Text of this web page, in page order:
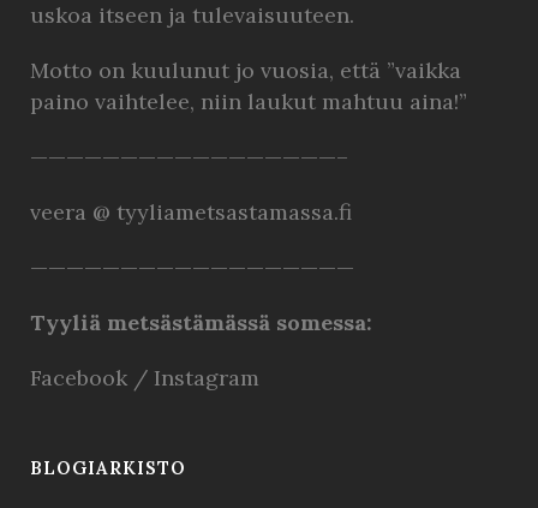
uskoa itseen ja tulevaisuuteen.
Motto on kuulunut jo vuosia, että ”vaikka
paino vaihtelee, niin laukut mahtuu aina!”
—————————————————–
veera @ tyyliametsastamassa.fi
——————————————————
Tyyliä metsästämässä somessa:
Facebook / Instagram
BLOGIARKISTO